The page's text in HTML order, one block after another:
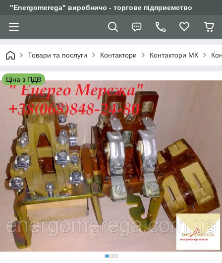
"Еnergomerega" виробничо - торгове підприємство
Товари та послуги Контактори Контактори МК
Ціна з ПДВ